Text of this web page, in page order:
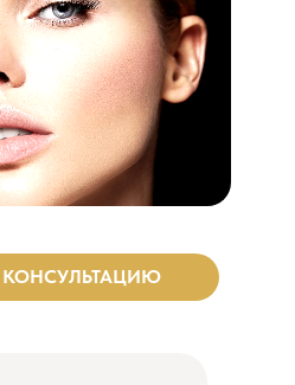
КОНСУЛЬТАЦИЮ